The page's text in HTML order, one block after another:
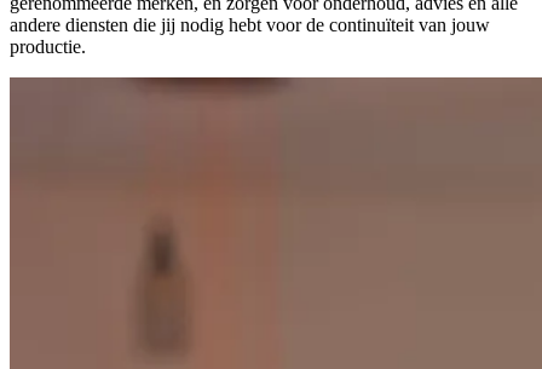
andere diensten die jij nodig hebt voor de continuïteit van jouw
productie.